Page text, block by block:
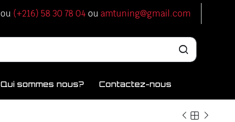
ou (+216) 58 30 78 04 ou amtuning@gmail.com
Qui sommes nous? Contactez-nous